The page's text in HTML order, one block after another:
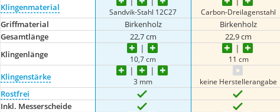
Klingenmaterial Sandvik-Stahl 12C27 Carbon-Dreilagenstahl
Griffmaterial Birkenholz Birkenholz
Gesamtlänge
22,7 cm 22,9 cm
Klingenlänge
10,7 cm 11 cm
Klingenstärke 3 mm keine Herstellerangabe
Rostfrei
Inkl. Messerscheide